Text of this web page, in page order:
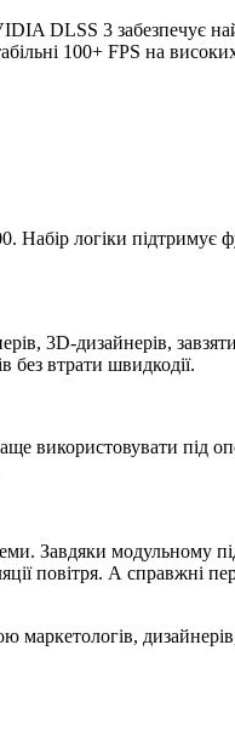
DLSS 3 забезпечує
100+ FPS на
логіки підтримує
3D-дизайнерів,
без втрати швидкодії.
використовувати під
Завдяки модульному
повітря. А справжні